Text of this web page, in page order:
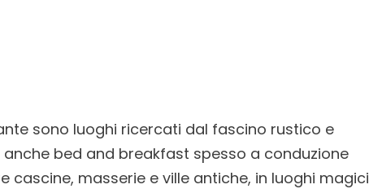
sono luoghi ricercati dal fascino rustico e
bed and breakfast spesso a conduzione
masserie e ville antiche, in luoghi magici